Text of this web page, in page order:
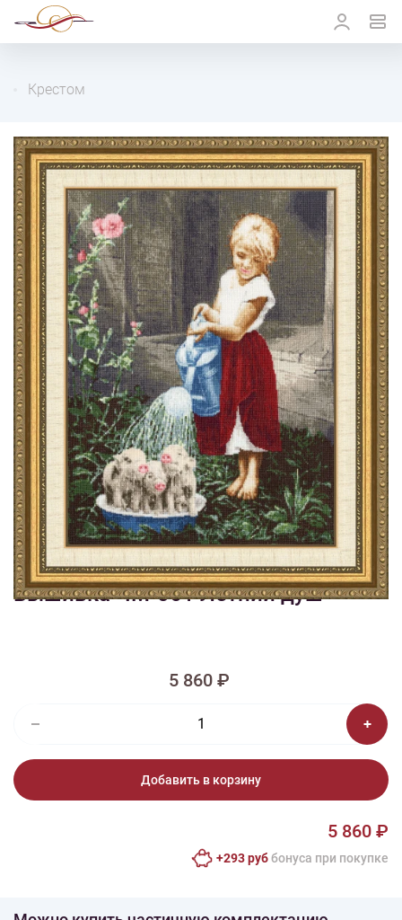
Крестом
1/5
Изображения и цвет представленного товара могут незначительно
отличаться от оригинала продукции, взависимости от разрешения и
настроек вашего монитора, а также условий освещения при съемке
Вышивка ЧМ-061 Летний душ
5 860 ₽
Добавить в корзину
5 860 ₽
+293 руббонусa при покупке